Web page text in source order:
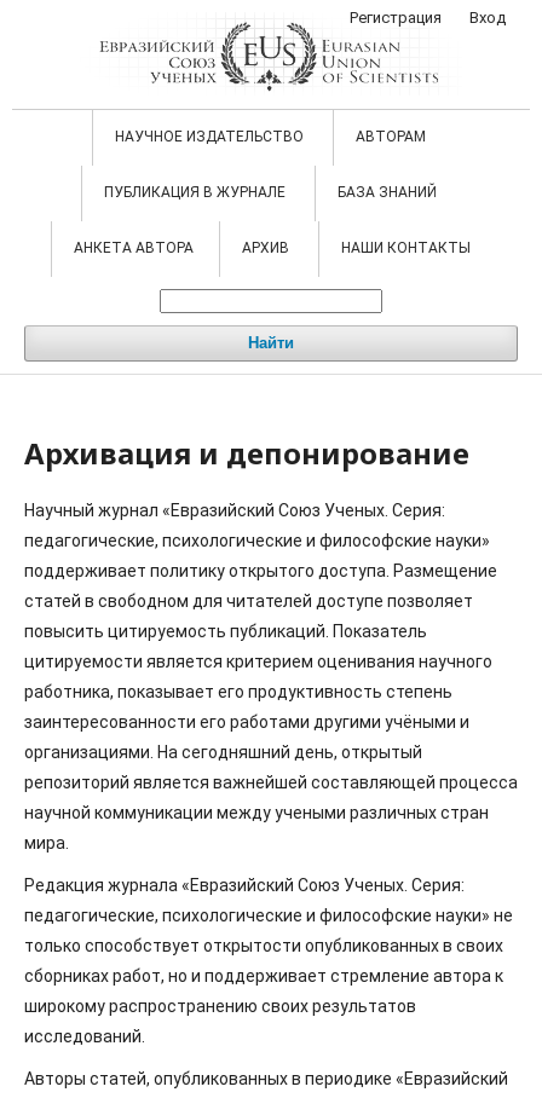
НАУЧНОЕ ИЗДАТЕЛЬСТВО АВТОРАМ
ПУБЛИКАЦИЯ В ЖУРНАЛЕ БАЗА ЗНАНИЙ
АНКЕТА АВТОРА АРХИВ НАШИ КОНТАКТЫ
Найти
Регистрация Вход
Архивация и депонирование
Научный журнал «Евразийский Союз Ученых. Серия:
педагогические, психологические и философские науки»
поддерживает политику открытого доступа. Размещение
статей в свободном для читателей доступе позволяет
повысить цитируемость публикаций. Показатель
цитируемости является критерием оценивания научного
работника, показывает его продуктивность степень
заинтересованности его работами другими учёными и
организациями. На сегодняшний день, открытый
репозиторий является важнейшей составляющей процесса
научной коммуникации между учеными различных стран
мира.
Редакция журнала «Евразийский Союз Ученых. Серия:
педагогические, психологические и философские науки» не
только способствует открытости опубликованных в своих
сборниках работ, но и поддерживает стремление автора к
широкому распространению своих результатов
исследований.
Авторы статей, опубликованных в периодике «Евразийский